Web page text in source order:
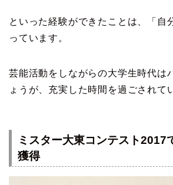
といった経験ができたことは、「自
っています。
芸能活動をしながらの大学生時代は
ょうが、充実した時間を過ごされて
ミスター大東コンテスト2017
獲得